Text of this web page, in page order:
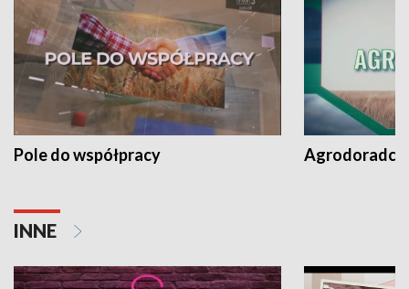
Pole do współpracy Agrodoradcy
INNE